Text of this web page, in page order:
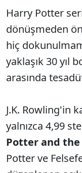
Harry Potter
dönüşmeden
hiç
yaklaşık 30 yıl
arasında
J.K. Rowling'in
yalnızca 4,99
Potter and the
Potter ve